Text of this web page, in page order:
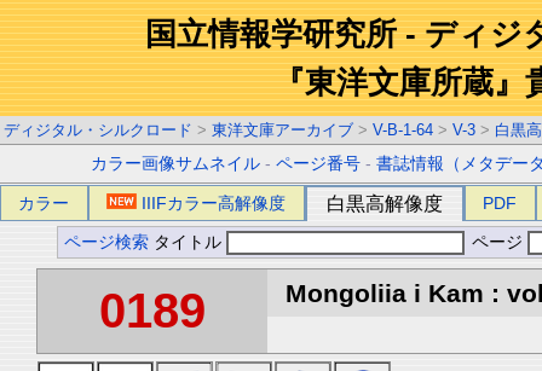
国立情報学研究所 - ディジ
『東洋文庫所蔵』
ディジタル・シルクロード > 東洋文庫アーカイブ > V-B-1-64 > V-3 > 白黒
カラー画像サムネイル -ページ番号 -書誌情報（メタデー
カラー IIIFカラー高解像度 白黒高解像度 PDF
ページ検索 タイトル ページ
0189 Mongoliia i Kam :